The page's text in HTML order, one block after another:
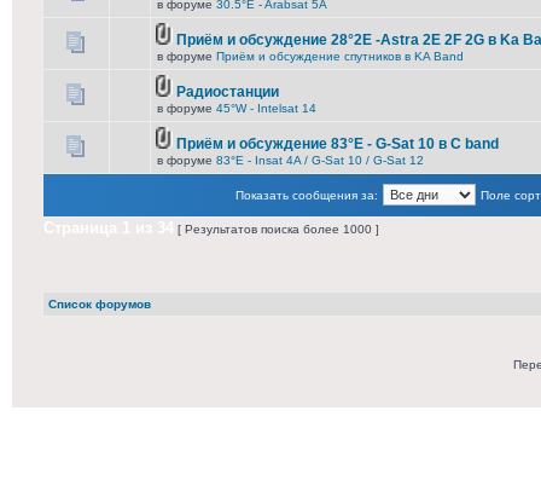
в форуме 30.5°E - Arabsat 5A
Приём и обсуждение 28°2E -Astra 2E 2F 2G в Ka
в форуме Приём и обсуждение спутников в KA Band
Радиостанции
в форуме 45°W - Intelsat 14
Приём и обсуждение 83°E - G-Sat 10 в C band
в форуме 83°E - Insat 4A / G-Sat 10 / G-Sat 12
Показать сообщения за: Поле
[ Результатов поиска более 1000 ]
Список форумов